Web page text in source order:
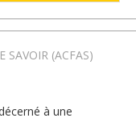
SAVOIR (ACFAS)
à une